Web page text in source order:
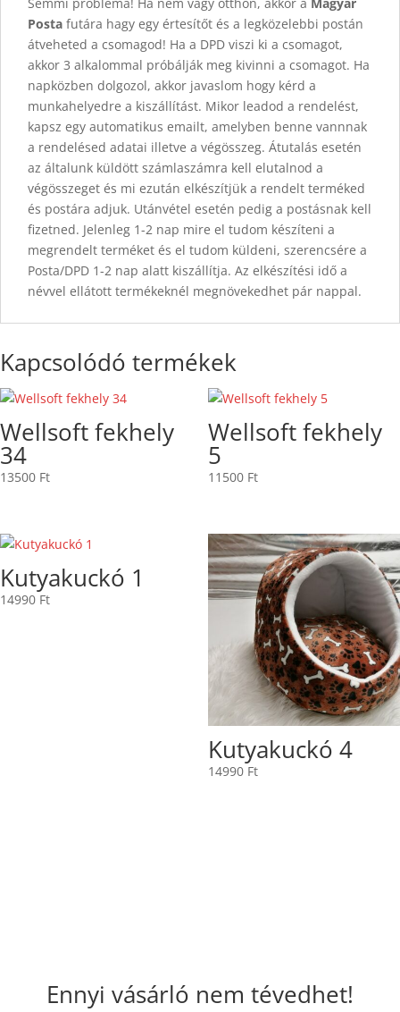
Posta futára hagy egy értesítőt és a legközelebbi postán
átveheted a csomagod! Ha a DPD viszi ki a csomagot,
akkor 3 alkalommal próbálják meg kivinni a csomagot. Ha
napközben dolgozol, akkor javaslom hogy kérd a
munkahelyedre a kiszállítást. Mikor leadod a rendelést,
kapsz egy automatikus emailt, amelyben benne vannnak
a rendelésed adatai illetve a végösszeg. Átutalás esetén
az általunk küldött számlaszámra kell elutalnod a
végösszeget és mi ezután elkészítjük a rendelt terméked
és postára adjuk. Utánvétel esetén pedig a postásnak kell
fizetned. Jelenleg 1-2 nap mire el tudom készíteni a
megrendelt terméket és el tudom küldeni, szerencsére a
Posta/DPD 1-2 nap alatt kiszállítja. Az elkészítési idő a
névvel ellátott termékeknél megnövekedhet pár nappal.
Kapcsolódó termékek
Wellsoft fekhely
34
13500 Ft
Wellsoft fekhely
5
11500 Ft
Kutyakuckó 1
14990 Ft
Kutyakuckó 4
14990 Ft
Ennyi vásárló nem tévedhet!